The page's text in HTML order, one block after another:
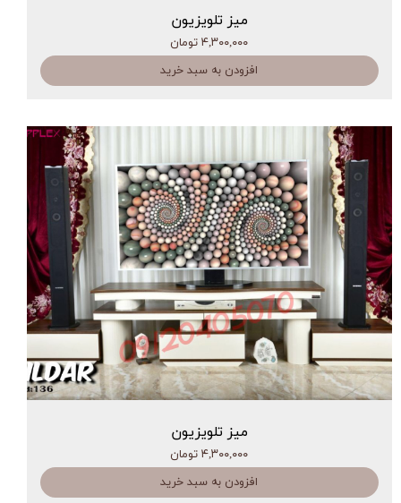
میز تلویزیون
۴,۳۰۰,۰۰۰ تومان
افزودن به سبد خرید
میز تلویزیون
۴,۳۰۰,۰۰۰ تومان
افزودن به سبد خرید